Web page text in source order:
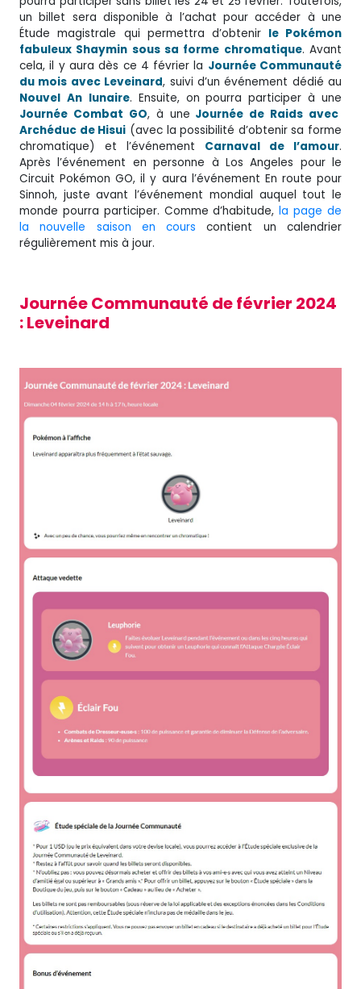
un billet sera disponible à l’achat pour accéder à une
Étude magistrale qui permettra d’obtenir le Pokémon
fabuleux Shaymin sous sa forme chromatique. Avant
cela, il y aura dès ce 4 février la Journée Communauté
du mois avec Leveinard, suivi d’un événement dédié au
Nouvel An lunaire. Ensuite, on pourra participer à une
Journée Combat GO, à une Journée de Raids avec
Archéduc de Hisui (avec la possibilité d’obtenir sa forme
chromatique) et l’événement Carnaval de l’amour.
Après l’événement en personne à Los Angeles pour le
Circuit Pokémon GO, il y aura l’événement En route pour
Sinnoh, juste avant l’événement mondial auquel tout le
monde pourra participer. Comme d’habitude,la page de
la nouvelle saison en cours contient un calendrier
régulièrement mis à jour.
Journée Communauté de février 2024
: Leveinard